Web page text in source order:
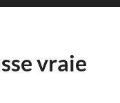
vraie